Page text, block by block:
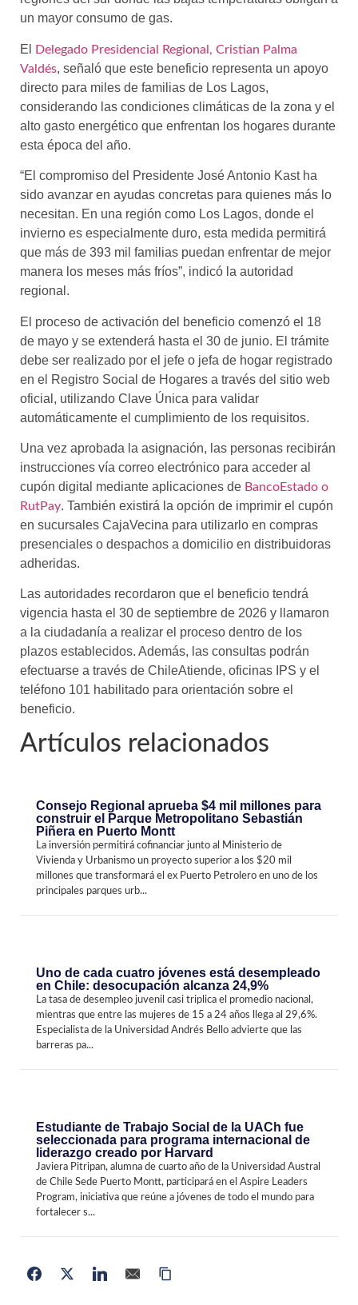
un mayor consumo de gas.
El
Delegado Presidencial Regional, Cristian Palma
Valdés, señaló que este beneficio representa un apoyo
directo para miles de familias de Los Lagos,
considerando las condiciones climáticas de la zona y el
alto gasto energético que enfrentan los hogares durante
esta época del año.
“El compromiso del Presidente José Antonio Kast ha
sido avanzar en ayudas concretas para quienes más lo
necesitan. En una región como Los Lagos, donde el
invierno es especialmente duro, esta medida permitirá
que más de 393 mil familias puedan enfrentar de mejor
manera los meses más fríos”, indicó la autoridad
regional.
El proceso de activación del beneficio comenzó el 18
de mayo y se extenderá hasta el 30 de junio. El trámite
debe ser realizado por el jefe o jefa de hogar registrado
en el Registro Social de Hogares a través del sitio web
oficial, utilizando Clave Única para validar
automáticamente el cumplimiento de los requisitos.
Una vez aprobada la asignación, las personas recibirán
instrucciones vía correo electrónico para acceder al
cupón digital mediante aplicaciones de BancoEstado o
RutPay. También existirá la opción de imprimir el cupón
en sucursales CajaVecina para utilizarlo en compras
presenciales o despachos a domicilio en distribuidoras
adheridas.
Las autoridades recordaron que el beneficio tendrá
vigencia hasta el 30 de septiembre de 2026 y llamaron
a la ciudadanía a realizar el proceso dentro de los
plazos establecidos. Además, las consultas podrán
efectuarse a través de ChileAtiende, oficinas IPS y el
teléfono 101 habilitado para orientación sobre el
beneficio.
Artículos relacionados
Consejo Regional aprueba $4 mil millones para
construir el Parque Metropolitano Sebastián
Piñera en Puerto Montt
La inversión permitirá cofinanciar junto al Ministerio de
Vivienda y Urbanismo un proyecto superior a los $20 mil
millones que transformará el ex Puerto Petrolero en uno de los
principales parques urb...
Uno de cada cuatro jóvenes está desempleado
en Chile: desocupación alcanza 24,9%
La tasa de desempleo juvenil casi triplica el promedio nacional,
mientras que entre las mujeres de 15 a 24 años llega al 29,6%.
Especialista de la Universidad Andrés Bello advierte que las
barreras pa...
Estudiante de Trabajo Social de la UACh fue
seleccionada para programa internacional de
liderazgo creado por Harvard
Javiera Pitripan, alumna de cuarto año de la Universidad Austral
de Chile Sede Puerto Montt, participará en el Aspire Leaders
Program, iniciativa que reúne a jóvenes de todo el mundo para
fortalecer s...